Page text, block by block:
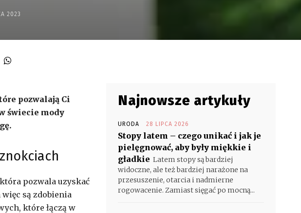
2023
pozwalają Ci
świecie mody
pozwala uzyskać
są zdobienia
które łączą w
Najnowsze artykuły
URODA 28 LIPCA 2026
Stopy latem – czego unikać i jak je
pielęgnować, aby były miękkie i
gładkie Latem stopy są bardziej
widoczne, ale też bardziej narażone na
przesuszenie, otarcia i nadmierne
rogowacenie. Zamiast sięgać po mocną...